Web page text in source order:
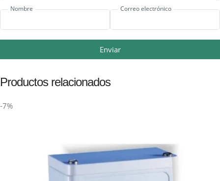
Nombre Correo electrónico
Enviar
Productos relacionados
-7%